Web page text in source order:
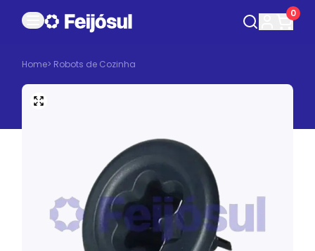
0
Home> Robots de Cozinha